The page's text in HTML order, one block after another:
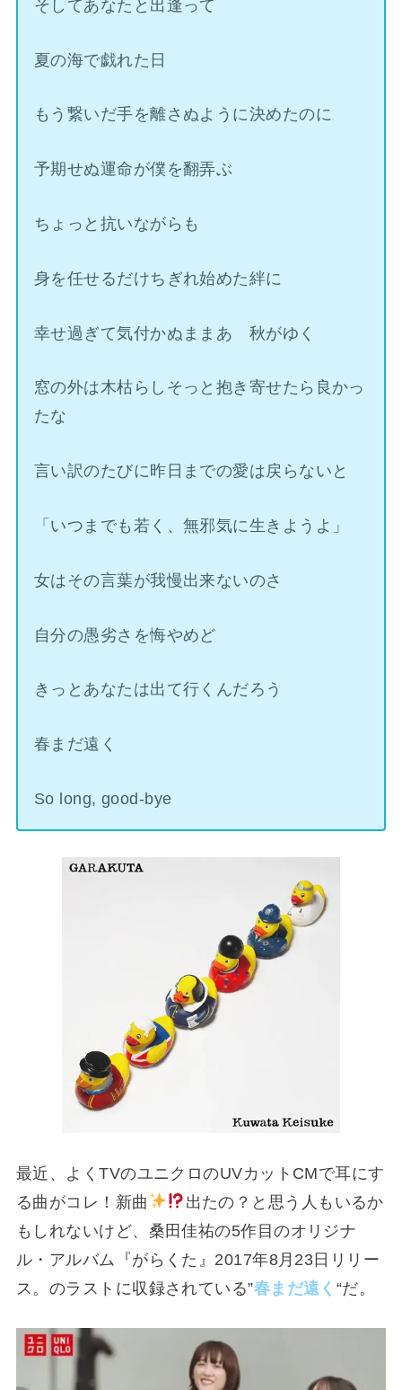
そしてあなたと出逢って
夏の海で戯れた日
もう繋いだ手を離さぬように決めたのに
予期せぬ運命が僕を翻弄ぶ
ちょっと抗いながらも
身を任せるだけちぎれ始めた絆に
幸せ過ぎて気付かぬままあゝ秋がゆく
窓の外は木枯らしそっと抱き寄せたら良かっ
たな
言い訳のたびに昨日までの愛は戻らないと
「いつまでも若く、無邪気に生きようよ」
女はその言葉が我慢出来ないのさ
自分の愚劣さを悔やめど
きっとあなたは出て行くんだろう
春まだ遠く
So long, good-bye
最近、よくTVのユニクロのUVカットCMで耳にす
る曲がコレ！新曲
出たの？と思う人もいるか
もしれないけど、桑田佳祐の5作目のオリジナ
ル・アルバム『がらくた』2017年8月23日リリー
ス。のラストに収録されている”春まだ遠く “だ。